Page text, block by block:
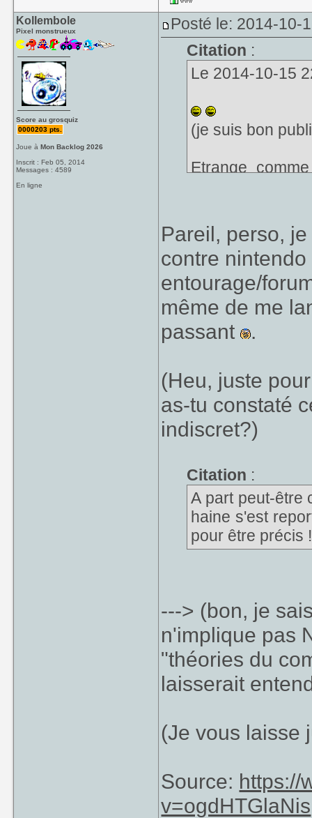
Kollembole
Pixel monstrueux
Score au grosquiz
0000203 pts.
Joue àMon Backlog 2026
Inscrit : Feb 05, 2014
Messages : 4589
En ligne
Posté le: 2014-10-
Citation :
Le 2014-10-15
(je suis bon
Etrange
lors de la
...), mais ça
Pareil, perso,
contre
entourage/
même de me
passant .
(Heu, juste
as-tu constaté
indiscret?)
Citation :
A part peut-être
haine s'est
pour être précis
---> (bon, je
n'implique pas
"théories du
laisserait
(Je vous laisse
Source: https://
v=ogdHTGlaNis